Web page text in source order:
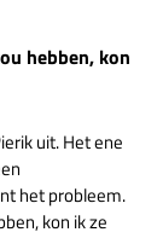
hebben, kon
uit. Het ene
het probleem.
kon ik ze